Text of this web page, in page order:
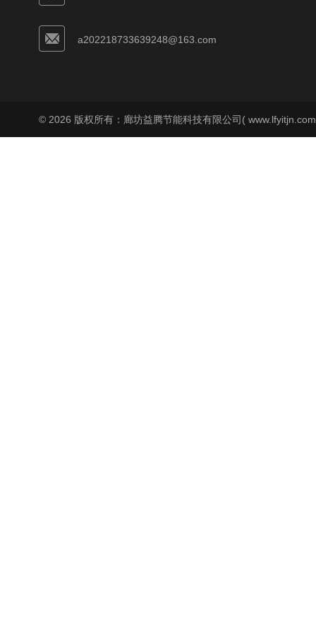
a202218733639248@163.com
© 2026 版权所有：廊坊益腾节能科技有限公司(